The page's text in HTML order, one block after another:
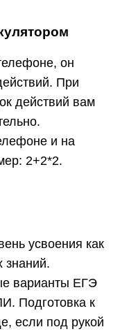
он
При
действий вам
и на
2+2*2.
усвоения как
знаний.
варианты ЕГЭ
Подготовка к
если под рукой